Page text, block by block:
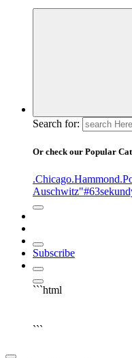
Search for:
Or check our Popular
.Chicago.Hammond
Auschwitz"
Subscribe
```html
```